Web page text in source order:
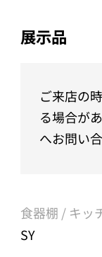
展示品
ご来店の
る場合が
へお問い
食器棚 / キッ
SY